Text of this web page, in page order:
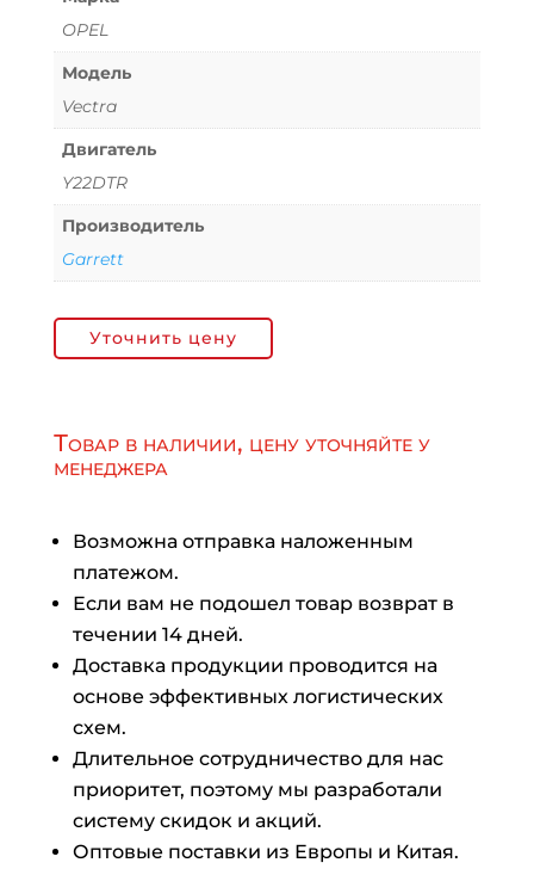
OPEL
Модель
Vectra
Двигатель
Y22DTR
Производитель
Garrett
Уточнить цену
Товар в наличии, цену уточняйте у
менеджера
Возможна отправка наложенным
платежом.
Если вам не подошел товар возврат в
течении 14 дней.
Доставка продукции проводится на
основе эффективных логистических
схем.
Длительное сотрудничество для нас
приоритет, поэтому мы разработали
систему скидок и акций.
Оптовые поставки из Европы и Китая.